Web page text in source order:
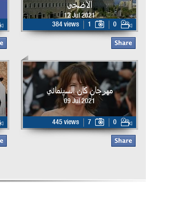
الأضحى
12 Jul 2021
384 views
1 0
مهرجان كان السينمائي
09 Jul 2021
445 views 7 0